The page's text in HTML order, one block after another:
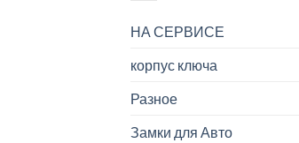
НА СЕРВИСЕ
корпус ключа
Разное
Замки для Авто